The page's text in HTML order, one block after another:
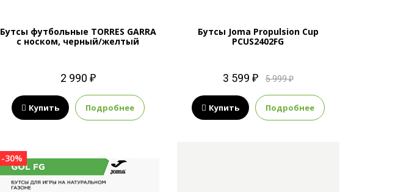
Бутсы футбольные TORRES GARRA
с носком, черный/желтый
2 990 ₽
Купить Подробнее
Бутсы Joma Propulsion Cup
PCUS2402FG
3 599 ₽ 5 999 ₽
Купить Подробнее
-30%